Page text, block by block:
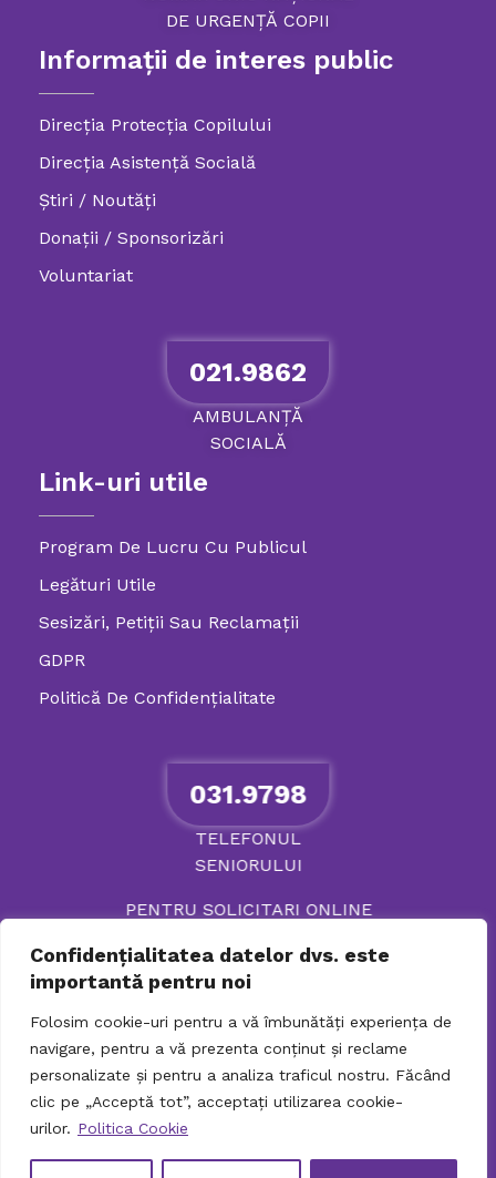
Confidențialitatea datelor dvs. este
importantă pentru noi
Folosim cookie-uri pentru a vă îmbunătăți experiența de
navigare, pentru a vă prezenta conținut și reclame
personalizate și pentru a analiza traficul nostru. Făcând
clic pe „Acceptă tot”, acceptați utilizarea cookie-
urilor. Politica Cookie
DE URGENȚĂ COPII
Informații de interes public
Direcția Protecția Copilului
Direcția Asistență Socială
Știri / Noutăți
Donații / Sponsorizări
Voluntariat
021.9862
AMBULANȚĂ
SOCIALĂ
Link-uri utile
Program De Lucru Cu Publicul
Legături Utile
Sesizări, Petiţii Sau Reclamații
GDPR
Politică De Confidenţialitate
031.9798
TELEFONUL
SENIORULUI
PENTRU SOLICITARI ONLINE
© 2026 Directia Generala de Asistenta Sociala si
Protectia Copilului Sector 2. Toate drepturile